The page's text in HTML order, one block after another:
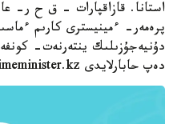
استانا. قازاقپارات - ق ح ر-
دۇنيەجۇزىلىك ينتەرنەت-
دەپ حابارلايدى primeminister.kz.